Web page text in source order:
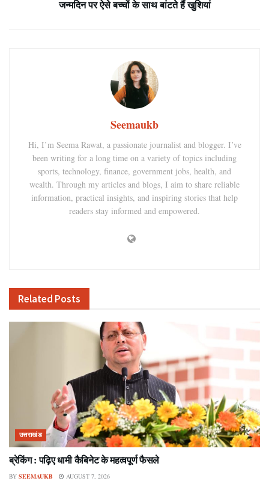
जन्मदिन पर ऐसे बच्चों के साथ बांटते हैं खुशियां
Seemaukb
Hi, I’m Seema Rawat, a passionate journalist and blogger. I’ve
been writing for a long time on a variety of topics including
sports, technology, finance, government jobs, health, and
wealth. Through my articles and blogs, I aim to share reliable
information, practical insights, and inspiring stories that help
readers stay informed and empowered.
Related Posts
उत्तराखंड
ब्रेकिंग : पढ़िए धामी कैबिनेट के महत्वपूर्ण फैसले
BY SEEMAUKB AUGUST 7, 2026